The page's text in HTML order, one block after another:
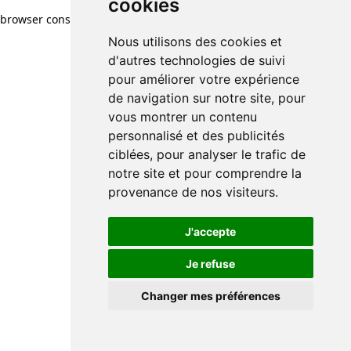
cookies
Nous utilisons des cookies et
d'autres technologies de suivi
pour améliorer votre expérience
de navigation sur notre site, pour
vous montrer un contenu
personnalisé et des publicités
ciblées, pour analyser le trafic de
notre site et pour comprendre la
provenance de nos visiteurs.
J'accepte
Je refuse
Changer mes préférences
browser console for more information)